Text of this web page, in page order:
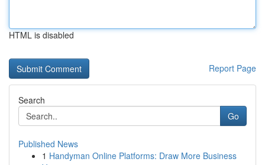
HTML is disabled
Report Page
Search
Go
Published News
1 Handyman Online Platforms: Draw More Business